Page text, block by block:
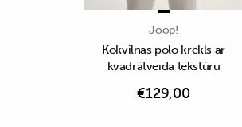
Joop!
Kokvilnas polo krekls ar
kvadrātveida tekstūru
€129,00